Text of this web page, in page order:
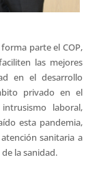
parte el COP,
las mejores
en el desarrollo
privado en el
laboral,
esta pandemia,
sanitaria a
la sanidad.